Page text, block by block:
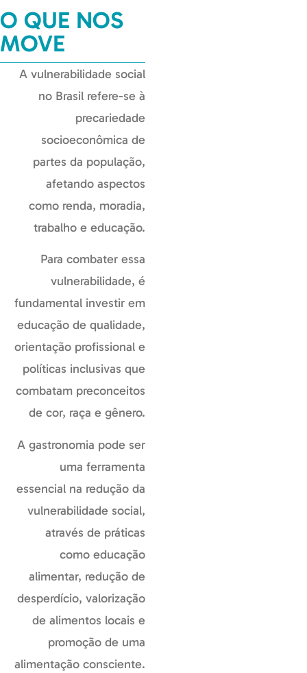
O QUE NOS
MOVE
A vulnerabilidade social
no Brasil refere-se à
precariedade
socioeconômica de
partes da população,
afetando aspectos
como renda, moradia,
trabalho e educação.
Para combater essa
vulnerabilidade, é
fundamental investir em
educação de qualidade,
orientação profissional e
políticas inclusivas que
combatam preconceitos
de cor, raça e gênero.
A gastronomia pode ser
uma ferramenta
essencial na redução da
vulnerabilidade social,
através de práticas
como educação
alimentar, redução de
desperdício, valorização
de alimentos locais e
promoção de uma
alimentação consciente.